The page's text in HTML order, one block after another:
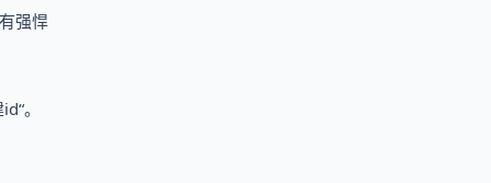
强悍
。